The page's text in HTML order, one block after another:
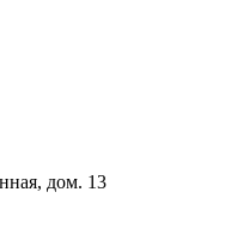
дом. 13